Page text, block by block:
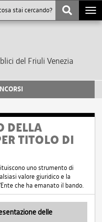
del Friuli Venezia
DELLA
TITOLO DI
uno strumento di
valore giuridico e la
che ha emanato il bando.
delle